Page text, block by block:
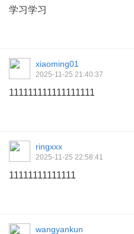
学习学习
xiaoming01
2025-11-25 21:40:37
111111111111111111
ringxxx
2025-11-25 22:58:41
11111111111111
wangyankun